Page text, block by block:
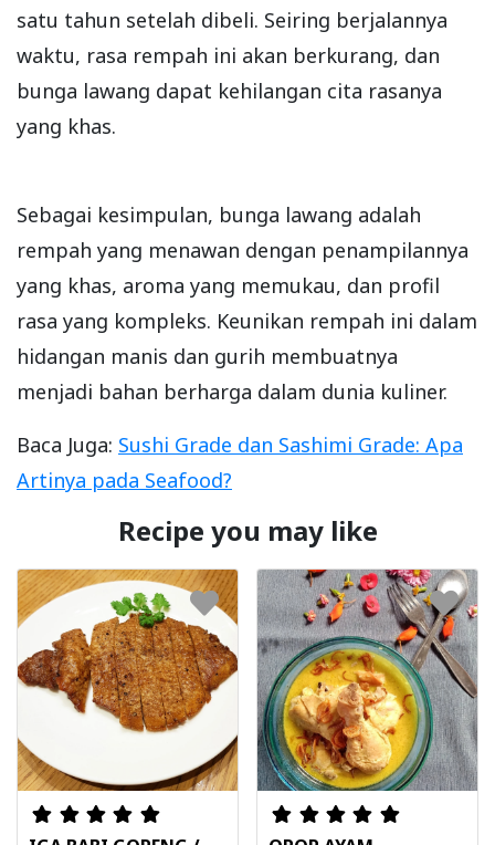
satu tahun setelah dibeli. Seiring berjalannya
waktu, rasa rempah ini akan berkurang, dan
bunga lawang dapat kehilangan cita rasanya
yang khas.
Sebagai kesimpulan, bunga lawang adalah
rempah yang menawan dengan penampilannya
yang khas, aroma yang memukau, dan profil
rasa yang kompleks. Keunikan rempah ini dalam
hidangan manis dan gurih membuatnya
menjadi bahan berharga dalam dunia kuliner.
Baca Juga: Sushi Grade dan Sashimi Grade: Apa
Artinya pada Seafood?
Recipe you may like